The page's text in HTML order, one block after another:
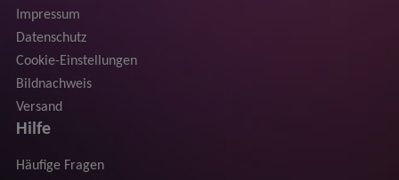
Impressum
Datenschutz
Cookie-Einstellungen
Bildnachweis
Versand
Hilfe
Häufige Fragen